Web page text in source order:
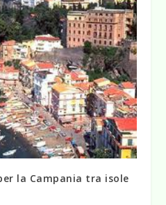
la Campania tra isole